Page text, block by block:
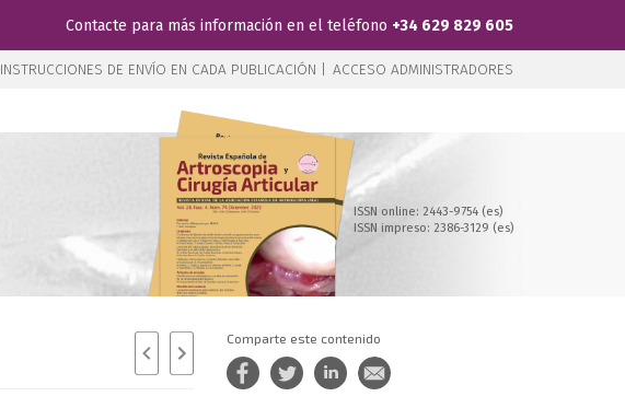
Contacte para más información en el teléfono +34 629 829 605
INSTRUCCIONES DE ENVÍO EN CADA PUBLICACIÓN | ACCESO ADMINISTRADORES
ISSN online: 2443-9754 (es)
ISSN impreso: 2386-3129 (es)
Comparte este contenido